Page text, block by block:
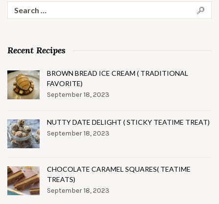
for:
Recent Recipes
BROWN BREAD ICE CREAM ( TRADITIONAL
FAVORITE)
September 18, 2023
NUTTY DATE DELIGHT ( STICKY TEATIME TREAT)
September 18, 2023
CHOCOLATE CARAMEL SQUARES( TEATIME
TREATS)
September 18, 2023